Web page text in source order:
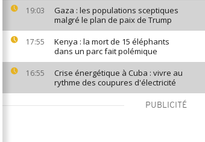
19:03
Gaza : les populations sceptiques
malgré le plan de paix de Trump
17:55
Kenya : la mort de 15 éléphants
dans un parc fait polémique
16:55
Crise énergétique à Cuba : vivre au
rythme des coupures d'électricité
PUBLICITÉ